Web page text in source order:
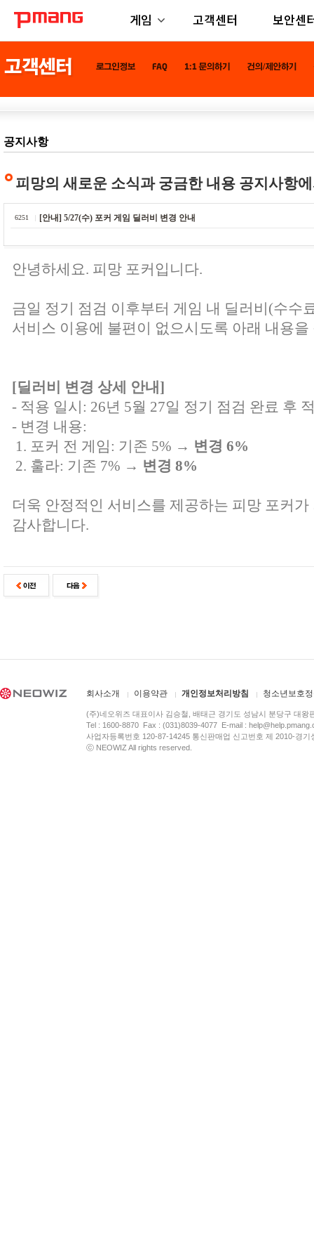
게임 고객센터 보안센
공지사항
피망의 새로운 소식과 궁금한 내용 공지사항
6251 [안내] 5/27(수) 포커 게임 딜러비 변경 안내
안녕하세요. 피망 포커입니다.
금일 정기 점검 이후부터 게임 내 딜러비(수수
서비스 이용에 불편이 없으시도록 아래 내용
[딜러비 변경 상세 안내]
- 적용 일시: 26년 5월 27일 정기 점검 완료 후
- 변경 내용:
1. 포커 전 게임: 기존 5% → 변경 6%
2. 훌라: 기존 7% → 변경 8%
더욱 안정적인 서비스를 제공하는 피망 포커가
감사합니다.
회사소개 이용약관 개인정보처리방침 청소년보호
(주)네오위즈 대표이사 김승철, 배태근 경기도 성남시 분당구 대왕
Tel : 1600-8870 Fax : (031)8039-4077 E-mail :
사업자등록번호 120-87-14245 통신판매업 신고번호 제 2010-경
ⓒ NEOWIZ All rights reserved.